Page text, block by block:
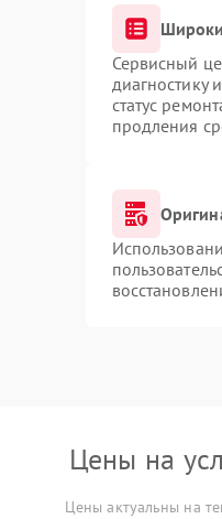
Сервисный
диагностику
статус
продления
Цены на
Цены актуальны на